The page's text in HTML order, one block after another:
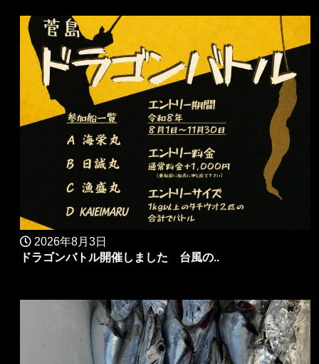
2026年8月3日
ドラゴンバトル開催しました 台風の..